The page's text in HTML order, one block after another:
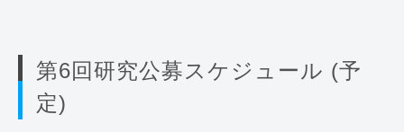
第6回研究公募スケジュール (予
定)